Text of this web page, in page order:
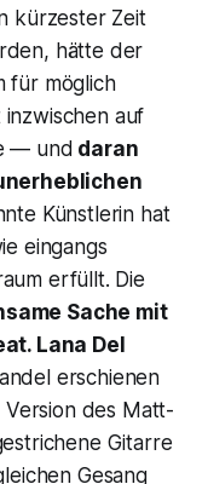
kürzester Zeit
hätte der
für möglich
auf
— und daran
Künstlerin hat
eingangs
erfüllt. Die
Sache mit
Lana Del
erschienen
Version des Matt-
Gitarre
Gesang